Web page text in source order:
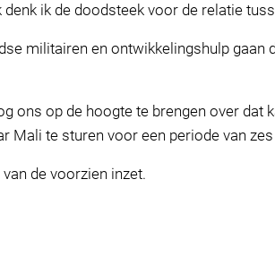
ik de doodsteek voor de relatie
militairen en ontwikkelingshulp gaan
ons op de hoogte te brengen over dat
Mali te sturen voor een periode van
de voorzien inzet.